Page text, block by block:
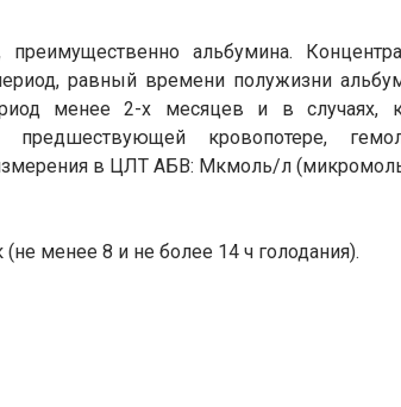
альбумина.
равный времени полужизни
менее 2-х месяцев и в случаях,
кровопотере,
в ЦЛТ АБВ: Мкмоль/л
менее 8 и не более 14 ч голодания).